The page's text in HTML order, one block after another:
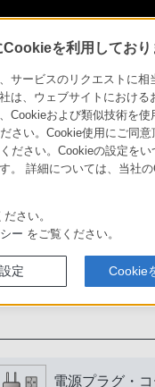
だくため
みましょう。
電源プラグ・
を利用しており
サービスのリクエストに
は、ウェブサイトにおけ
Cookieおよび類似技術を
さい。Cookie使用にご同
ださい。Cookieの設定を
。 詳細については、当社
さい。
ー をご覧ください。
定 Cookie